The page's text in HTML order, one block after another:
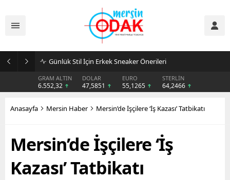
Günlük Stil İçin Erkek Sneaker Önerileri
GRAM ALTIN
6.552,32
DOLAR
47,5851
EURO
55,1265
STERLİN
64,2466
Anasayfa Mersin Haber Mersin’de İşçilere ‘İş Kazası’ Tatbikatı
Mersin’de İşçilere ‘İş
Kazası’ Tatbikatı